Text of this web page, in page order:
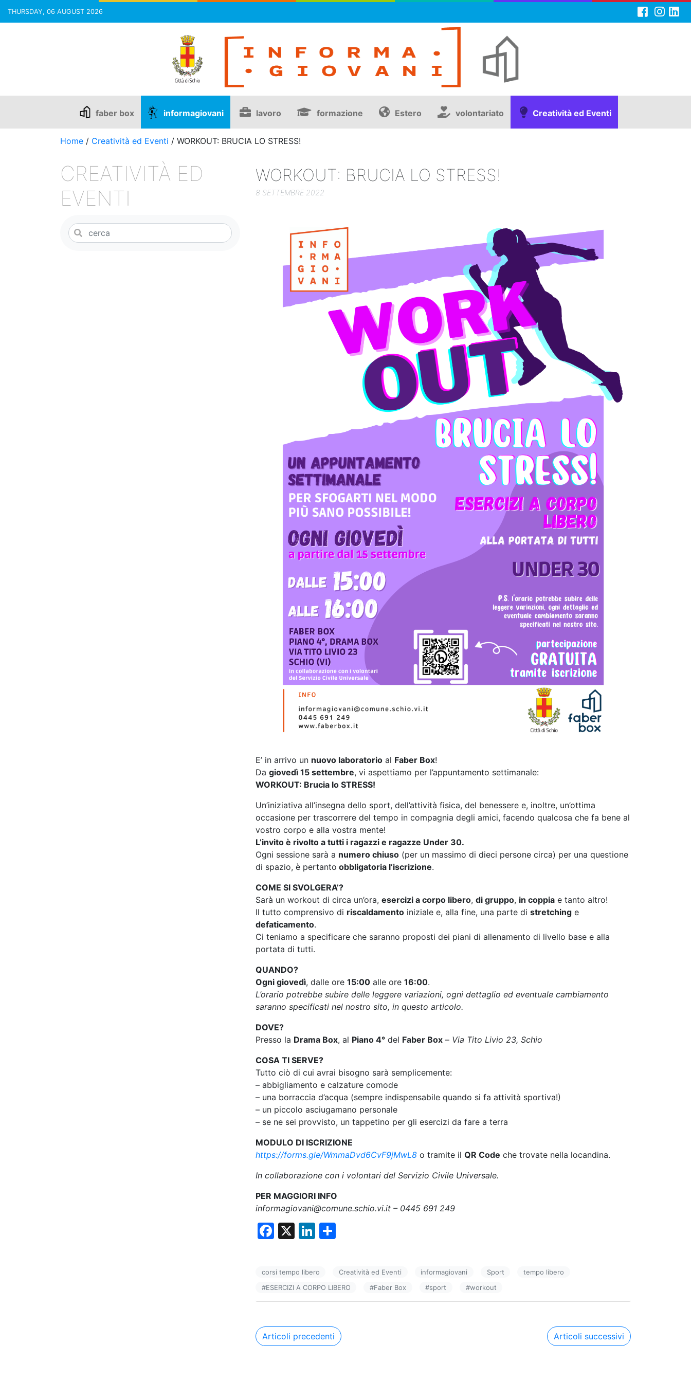
THURSDAY, 06 AUGUST 2026
faber box informagiovani lavoro formazione Estero volontariato Creatività ed Eventi
Home / Creatività ed Eventi / WORKOUT: BRUCIA LO STRESS!
WORKOUT: BRUCIA LO STRESS!
8 SETTEMBRE 2022
E’ in arrivo un nuovo laboratorio al Faber Box!
Da giovedì 15 settembre, vi aspettiamo per l’appuntamento settimanale:
WORKOUT: Brucia lo STRESS!
Un’iniziativa all’insegna dello sport, dell’attività fisica, del benessere e, inoltre, un’ottima
occasione per trascorrere del tempo in compagnia degli amici, facendo qualcosa che fa bene al
vostro corpo e alla vostra mente!
L’invito è rivolto a tutti i ragazzi e ragazze Under 30.
Ogni sessione sarà a numero chiuso (per un massimo di dieci persone circa) per una questione
di spazio, è pertanto obbligatoria l’iscrizione.
COME SI SVOLGERA’?
Sarà un workout di circa un’ora, esercizi a corpo libero, di gruppo, in coppia e tanto altro!
Il tutto comprensivo di riscaldamento iniziale e, alla fine, una parte di stretching e
defaticamento.
Ci teniamo a specificare che saranno proposti dei piani di allenamento di livello base e alla
portata di tutti.
QUANDO?
Ogni giovedì, dalle ore 15:00 alle ore 16:00.
L’orario potrebbe subire delle leggere variazioni, ogni dettaglio ed eventuale cambiamento
saranno specificati nel nostro sito, in questo articolo.
DOVE?
Presso la Drama Box, al Piano 4° del Faber Box – Via Tito Livio 23, Schio
COSA TI SERVE?
Tutto ciò di cui avrai bisogno sarà semplicemente:
– abbigliamento e calzature comode
– una borraccia d’acqua (sempre indispensabile quando si fa attività sportiva!)
– un piccolo asciugamano personale
– se ne sei provvisto, un tappetino per gli esercizi da fare a terra
MODULO DI ISCRIZIONE
https://forms.gle/WmmaDvd6CvF9jMwL8 o tramite il QR Code che trovate nella locandina.
In collaborazione con i volontari del Servizio Civile Universale.
PER MAGGIORI INFO
informagiovani@comune.schio.vi.it – 0445 691 249
F
e
b
o
k
X
Li
e
dI
di
vi
corsi tempo libero Creatività ed Eventi informagiovani Sport
tempo libero
#ESERCIZI A CORPO LIBERO #Faber Box #sport #workout
Navigazione
Articoli precedenti Articoli successivi
CREATIVITÀ ED
EVENTI